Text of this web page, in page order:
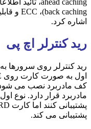
اشاره کرد.
رید کنترلر اچ پی
رید کنترلر روی سرورها
پشتیبانی می کند.